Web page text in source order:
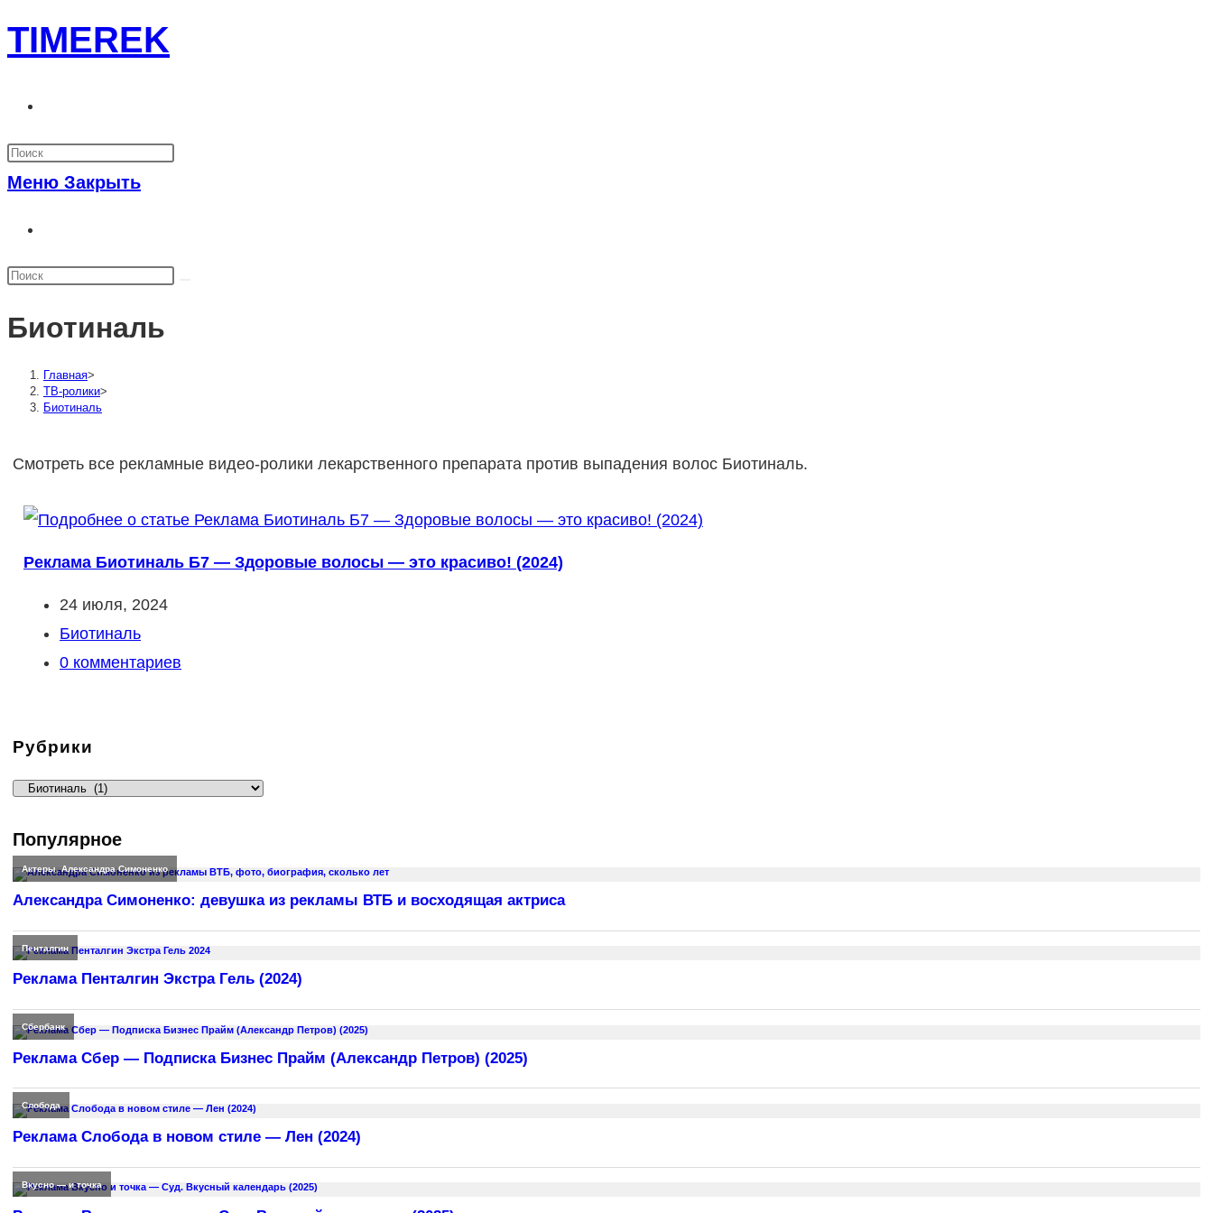
к
TIMEREK
по
Меню Закрыть
по
сайту
Биотиналь
Главная>
ТВ-ролики>
Биотиналь
Смотреть все рекламные видео-ролики лекарственного препарата против выпадения волос Биотиналь.
Реклама Биотиналь Б7 — Здоровые волосы — это красиво! (2024)
Запись
опубликована:
24 июля, 2024
Рубрика
записи:
Биотиналь
Комментарии
0 комментариев
Рубрики
Рубрики
Популярное
Актеры,Александра Симоненко
Александра Симоненко: девушка из рекламы ВТБ и восходящая актриса
Пенталгин
Реклама Пенталгин Экстра Гель (2024)
Сбербанк
Реклама Сбер — Подписка Бизнес Прайм (Александр Петров) (2025)
Слобода
Реклама Слобода в новом стиле — Лен (2024)
Вкусно — и точка